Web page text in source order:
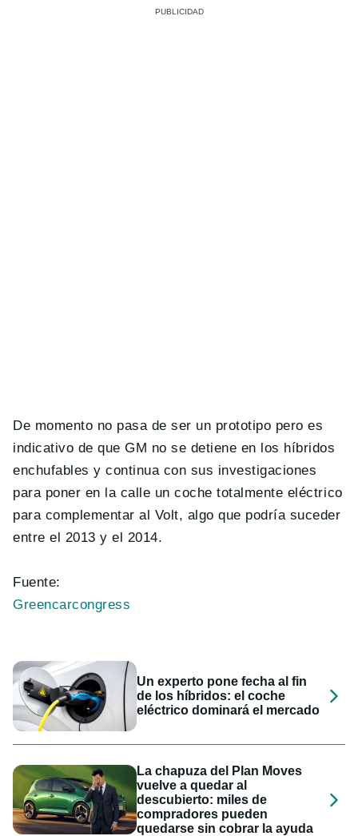
De momento no pasa de ser un prototipo pero es
indicativo de que GM no se detiene en los híbridos
enchufables y continua con sus investigaciones
para poner en la calle un coche totalmente eléctrico
para complementar al Volt, algo que podría suceder
entre el 2013 y el 2014.
Fuente:
Greencarcongress
Un experto pone fecha al fin
de los híbridos: el coche
eléctrico dominará el mercado
La chapuza del Plan Moves
vuelve a quedar al
descubierto: miles de
compradores pueden
quedarse sin cobrar la ayuda